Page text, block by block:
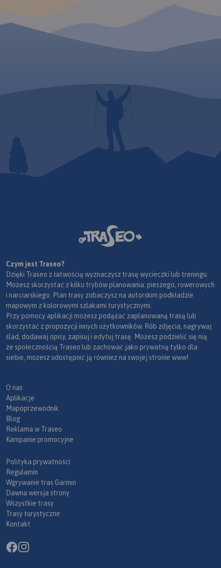
Czym jest Traseo?
Dzięki Traseo z łatwością wyznaczysz trasę wycieczki lub treningu.
Możesz skorzystać z kilku trybów planowania: pieszego, rowerowych
i narciarskiego. Plan trasy zobaczysz na autorskim podkładzie
mapowym z kolorowymi szlakami turystycznymi.
Przy pomocy aplikacji możesz podążać zaplanowaną trasą lub
skorzystać z propozycji innych użytkowników. Rób zdjęcia, nagrywaj
ślad, dodawaj opisy, zapisuj i edytuj trasę. Możesz podzielić się nią
ze społecznością Traseo lub zachować jako prywatną tylko dla
siebie, możesz udostępnić ją również na swojej stronie www!
O nas
Aplikacje
Mapoprzewodnik
Blog
Reklama w Traseo
Kampanie promocyjne
Polityka prywatności
Regulamin
Wgrywanie tras Garmin
Dawna wersja strony
Wszystkie trasy
Trasy turystyczne
Kontakt